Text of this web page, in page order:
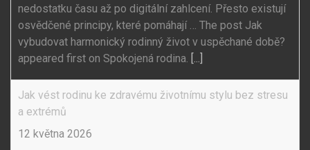
nedostatku času až po digitální zahlcení. Přesto existují
osvědčené principy, které pomáhají … The post Jak
vybudovat harmonický rodinný život v uspěchané době?
appeared first on Spokojená rodina. [...]
Jak vést rodinu ke zdravému životnímu stylu bez stresu
a extrémů
12 května 2026